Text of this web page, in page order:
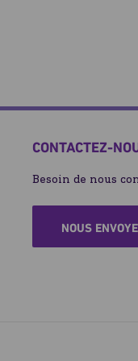
CONTACTEZ-
Besoin de nous
NOUS